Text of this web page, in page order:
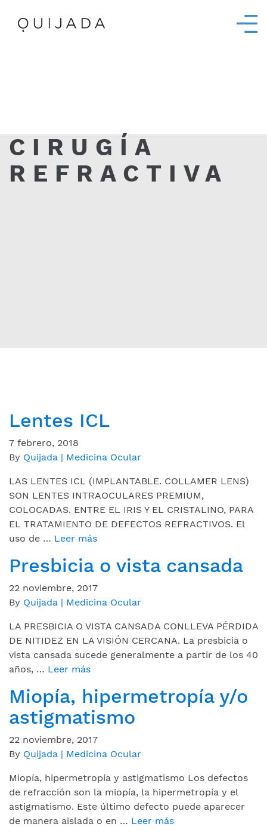
CIRUGÍA
REFRACTIVA
Lentes ICL
7 febrero, 2018
By Quijada | Medicina Ocular
LAS LENTES ICL (IMPLANTABLE. COLLAMER LENS)
SON LENTES INTRAOCULARES PREMIUM,
COLOCADAS. ENTRE EL IRIS Y EL CRISTALINO, PARA
EL TRATAMIENTO DE DEFECTOS REFRACTIVOS. El
uso de … Leer más
Presbicia o vista cansada
22 noviembre, 2017
By Quijada | Medicina Ocular
LA PRESBICIA O VISTA CANSADA CONLLEVA PÉRDIDA
DE NITIDEZ EN LA VISIÓN CERCANA. La presbicia o
vista cansada sucede generalmente a partir de los 40
años, … Leer más
Miopía, hipermetropía y/o
astigmatismo
22 noviembre, 2017
By Quijada | Medicina Ocular
Miopía, hipermetropía y astigmatismo Los defectos
de refracción son la miopía, la hipermetropía y el
astigmatismo. Este último defecto puede aparecer
de manera aislada o en … Leer más